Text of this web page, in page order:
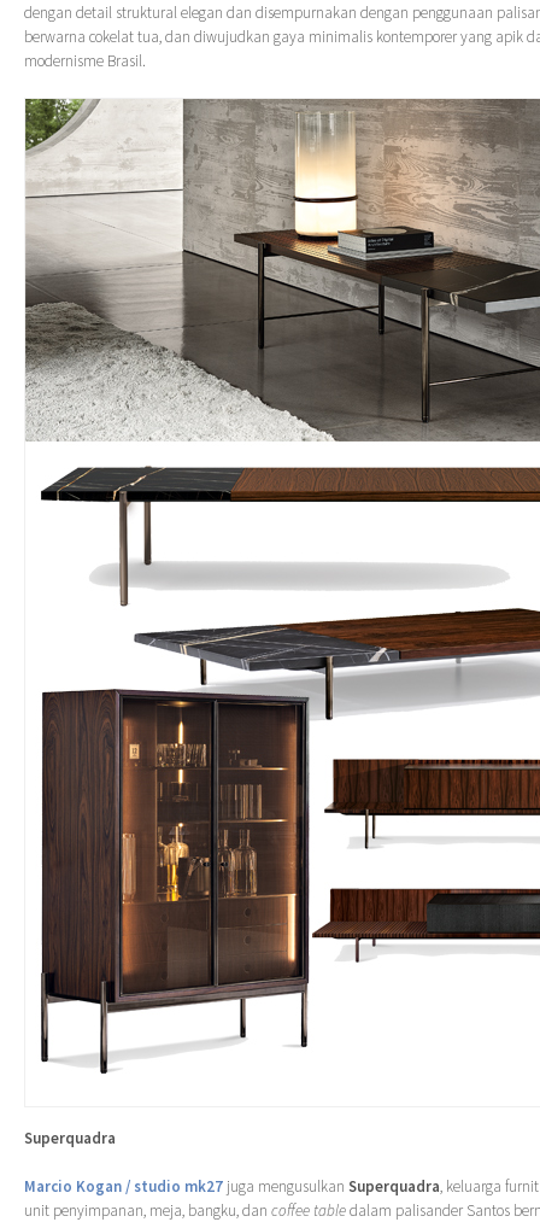
dengan detail struktural elegan dan disempurnakan dengan penggunaan
berwarna cokelat tua, dan diwujudkan gaya minimalis kontemporer yang apik
modernisme Brasil.
Superquadra
Marcio Kogan / studio mk27 juga mengusulkan Superquadra, keluarga
unit penyimpanan, meja, bangku, dan coffee tabledalam palisander Santos